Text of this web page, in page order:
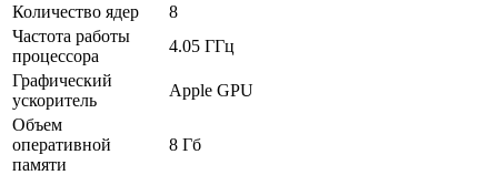
Количество ядер
8
Частота работы
процессора
4.05 ГГц
Графический
ускоритель
Apple GPU
Объем
оперативной
памяти
8 Гб